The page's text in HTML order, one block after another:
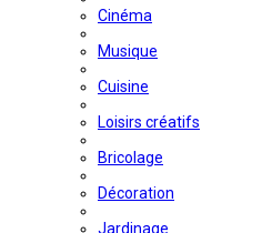
Cinéma
Musique
Cuisine
Loisirs créatifs
Bricolage
Décoration
Jardinage